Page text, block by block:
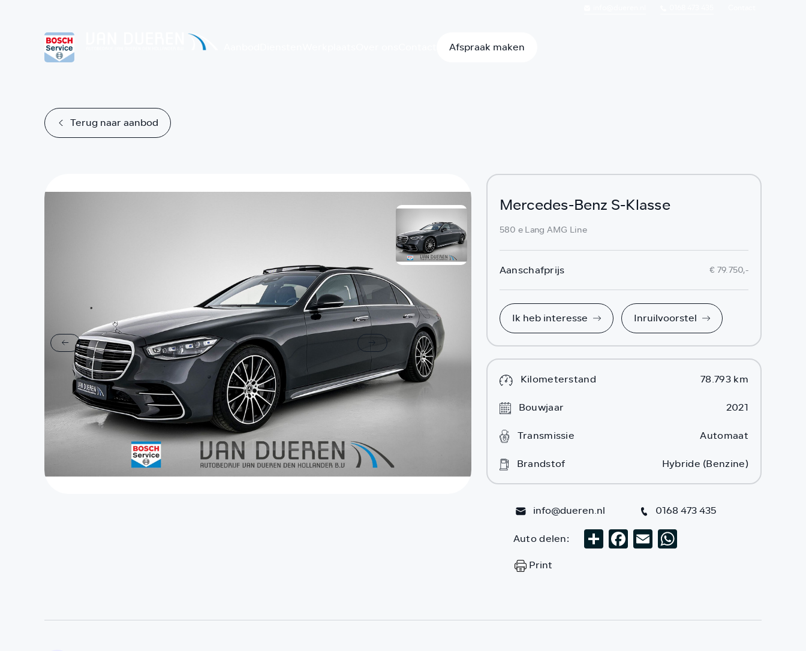
Afspraak maken
Terug naar aanbod
Mercedes-Benz S-Klasse
580 e Lang AMG Line
Aanschafprijs € 79.750,-
Ik heb interesse Inruilvoorstel
Kilometerstand
78.793 km
Bouwjaar
2021
Transmissie
Automaat
Brandstof
Hybride (Benzine)
info@dueren.nl
0168 473 435
Auto delen:
Deel Facebook
EmailWhatsApp
Print